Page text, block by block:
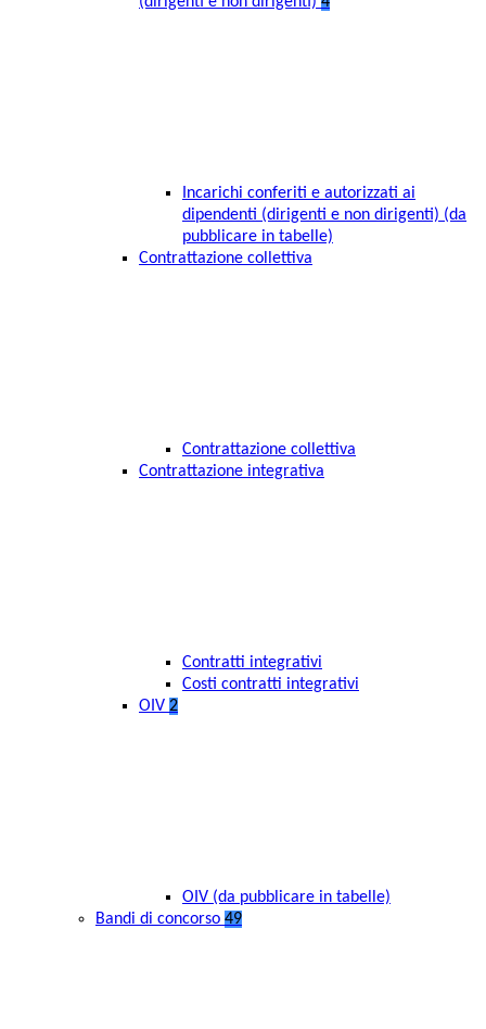
Incarichi conferiti e autorizzati ai
dipendenti (dirigenti e non dirigenti) (da
pubblicare in tabelle)
Contrattazione collettiva
Contrattazione collettiva
Contrattazione integrativa
Contratti integrativi
Costi contratti integrativi
OIV 2
OIV (da pubblicare in tabelle)
Bandi di concorso 49